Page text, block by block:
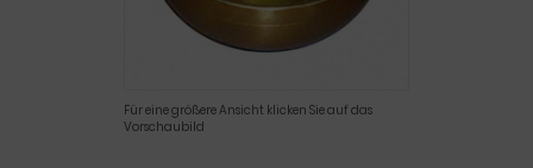
Für eine größere Ansicht klicken Sie auf das
Vorschaubild